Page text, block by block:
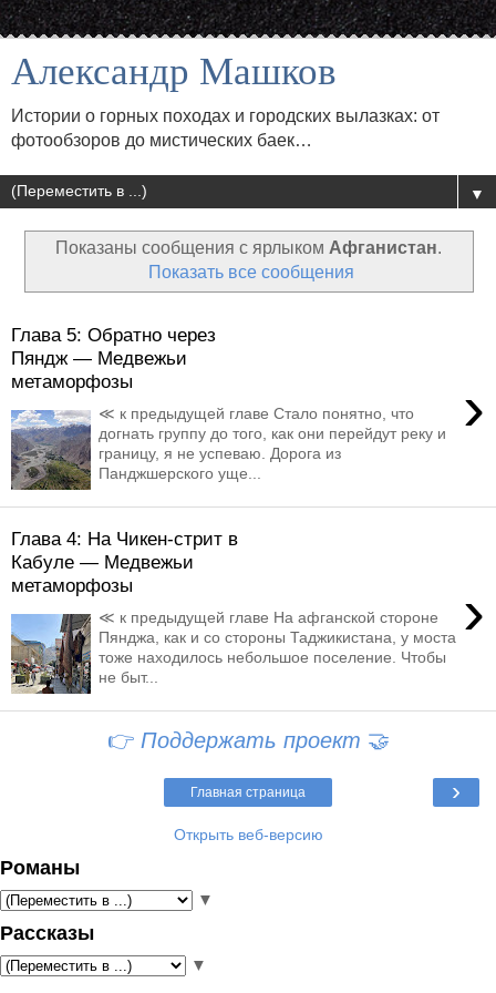
Александр Машков
Истории о горных походах и городских вылазках: от
фотообзоров до мистических баек…
▼
Показаны сообщения с ярлыком Афганистан.
Показать все сообщения
Глава 5: Обратно через
Пяндж — Медвежьи
метаморфозы
›
≪ к предыдущей главе Стало понятно, что
догнать группу до того, как они перейдут реку и
границу, я не успеваю. Дорога из
Панджшерского уще...
Глава 4: На Чикен-стрит в
Кабуле — Медвежьи
метаморфозы
›
≪ к предыдущей главе На афганской стороне
Пянджа, как и со стороны Таджикистана, у моста
тоже находилось небольшое поселение. Чтобы
не быт...
👉 Поддержать проект 🤝
›
Главная страница
Открыть веб-версию
Романы
▼
Рассказы
▼